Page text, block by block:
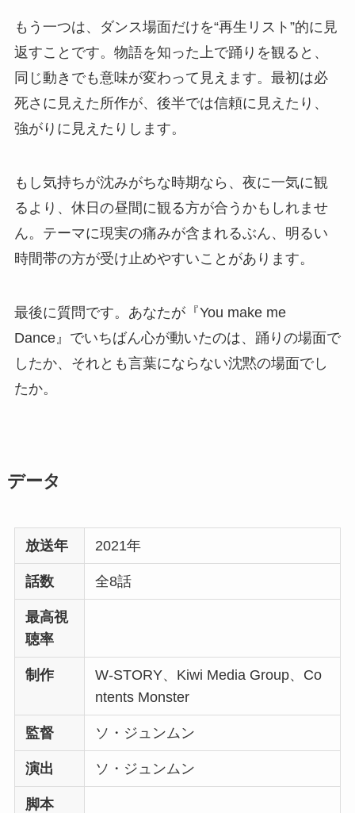
もう一つは、ダンス場面だけを“再生リスト”的に見
返すことです。物語を知った上で踊りを観ると、
同じ動きでも意味が変わって見えます。最初は必
死さに見えた所作が、後半では信頼に見えたり、
強がりに見えたりします。
もし気持ちが沈みがちな時期なら、夜に一気に観
るより、休日の昼間に観る方が合うかもしれませ
ん。テーマに現実の痛みが含まれるぶん、明るい
時間帯の方が受け止めやすいことがあります。
最後に質問です。あなたが『You make me
Dance』でいちばん心が動いたのは、踊りの場面で
したか、それとも言葉にならない沈黙の場面でし
たか。
データ
放送年 2021年
話数 全8話
最高視
聴率
制作
W-STORY、Kiwi Media Group、Co
ntents Monster
監督 ソ・ジュンムン
演出 ソ・ジュンムン
脚本